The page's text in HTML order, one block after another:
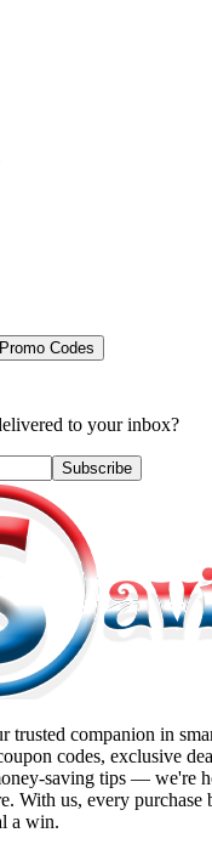
Codes
to your inbox?
Subscribe
trusted companion in
codes, exclusive
saving tips — we're
With us, every purchase
a win.